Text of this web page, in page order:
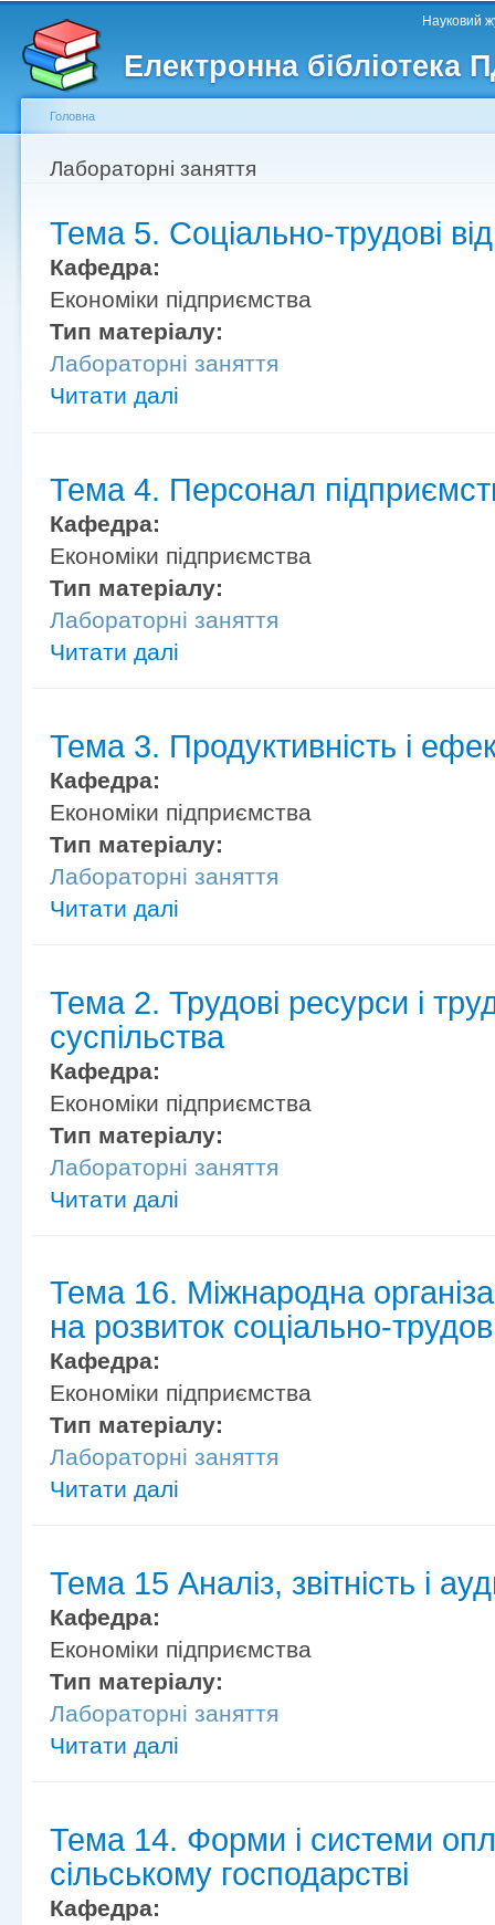
Електронна бібліотека
Головне меню Науковий
Другорядне меню
Ви є тут
Головна
Лабораторні заняття
Тема 5. Соціально-трудові
Кафедра:
Економіки підприємства
Тип матеріалу:
Лабораторні заняття
Читати далі
Тема 4. Персонал
Кафедра:
Економіки підприємства
Тип матеріалу:
Лабораторні заняття
Читати далі
Тема 3. Продуктивність і
Кафедра:
Економіки підприємства
Тип матеріалу:
Лабораторні заняття
Читати далі
Тема 2. Трудові ресурси і
суспільства
Кафедра:
Економіки підприємства
Тип матеріалу:
Лабораторні заняття
Читати далі
Тема 16. Міжнародна
на розвиток соціально-
Кафедра:
Економіки підприємства
Тип матеріалу:
Лабораторні заняття
Читати далі
Тема 15 Аналіз, звітність і
Кафедра:
Економіки підприємства
Тип матеріалу:
Лабораторні заняття
Читати далі
Тема 14. Форми і системи
сільському господарстві
Кафедра: